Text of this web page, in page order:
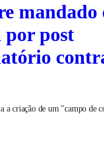
mandado
por post
a criação de um "campo de